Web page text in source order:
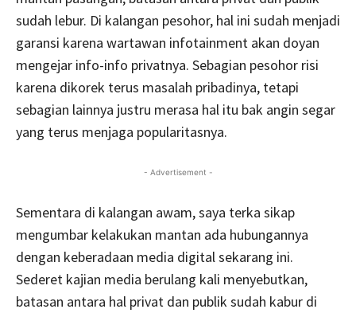
sudah lebur. Di kalangan pesohor, hal ini sudah menjadi
garansi karena wartawan infotainment akan doyan
mengejar info-info privatnya. Sebagian pesohor risi
karena dikorek terus masalah pribadinya, tetapi
sebagian lainnya justru merasa hal itu bak angin segar
yang terus menjaga popularitasnya.
- Advertisement -
Sementara di kalangan awam, saya terka sikap
mengumbar kelakukan mantan ada hubungannya
dengan keberadaan media digital sekarang ini.
Sederet kajian media berulang kali menyebutkan,
batasan antara hal privat dan publik sudah kabur di